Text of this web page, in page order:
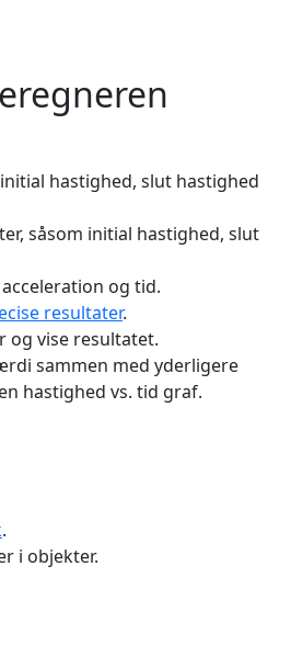
hastighed, slut hastighed
såsom initial hastighed, slut
og tid.
resultater.
og vise resultatet.
sammen med yderligere
hastighed vs. tid graf.
.
i objekter.